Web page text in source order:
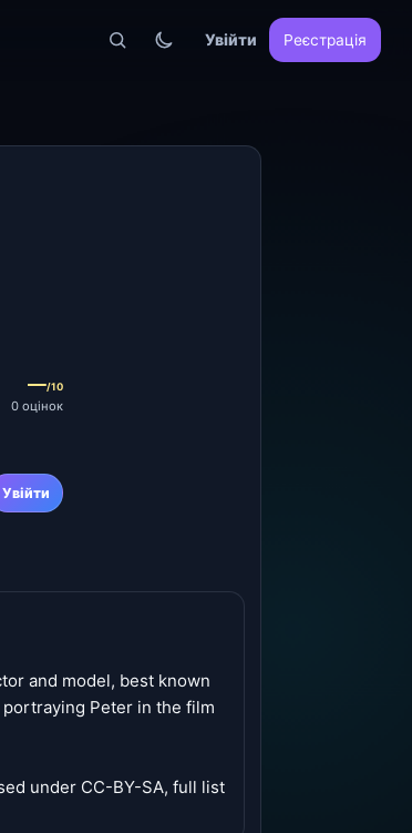
Увійти Реєстрація
—/10
0 оцінок
Увійти
and model, best known
Peter in the film
under CC-BY-SA, full list